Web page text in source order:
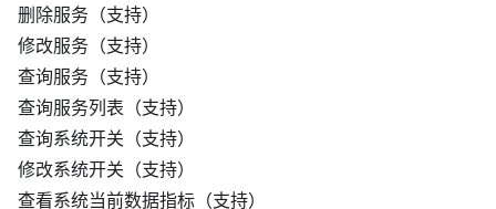
删除服务（支持）
修改服务（支持）
查询服务（支持）
查询服务列表（支持）
查询系统开关（支持）
修改系统开关（支持）
查看系统当前数据指标（支持）